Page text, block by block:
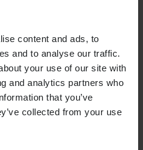
content and ads, to
and to analyse our traffic.
your use of our site with
and analytics partners who
that you’ve
collected from your use